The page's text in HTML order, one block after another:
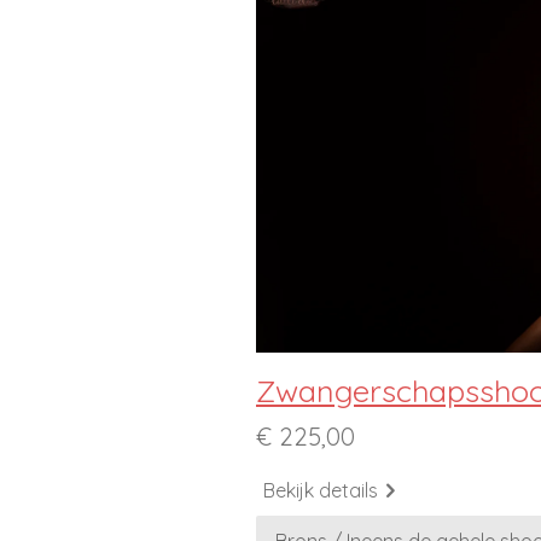
€ 225,00
Bekijk details